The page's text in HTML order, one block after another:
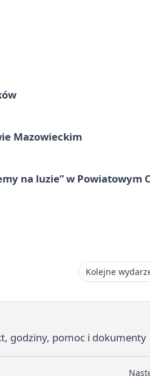
Mazowieckim
na luzie” w Powiatowym
Kolejne
godziny, pomoc i dokumenty